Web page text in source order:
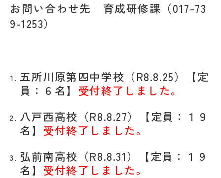
お問い合わせ先 育成研修課（017-73
9-1253）
五所川原第四中学校（R8.8.25）【定
員：６名】 受付終了しました。
八戸西高校（R8.8.27）【定員：１９
名】 受付終了しました。
弘前南高校（R8.8.31）【定員：１９
名】 受付終了しました。